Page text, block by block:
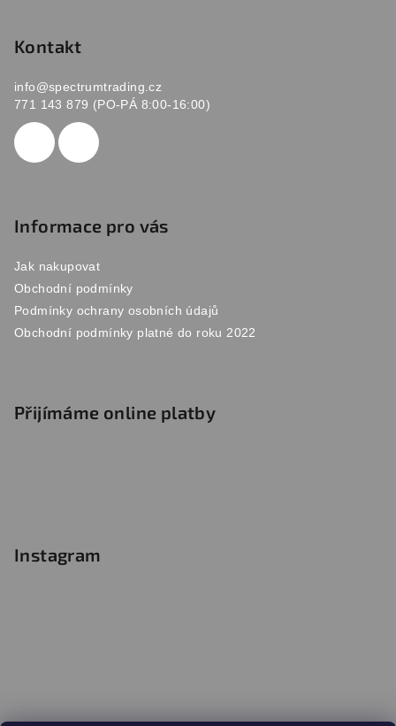
Kontakt
info@spectrumtrading.cz
771 143 879 (PO-PÁ 8:00-16:00)
Informace pro vás
Jak nakupovat
Obchodní podmínky
Podmínky ochrany osobních údajů
Obchodní podmínky platné do roku 2022
Přijímáme online platby
Instagram